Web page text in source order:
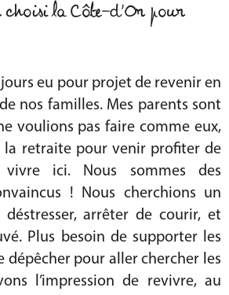
la Côte-d’Or pour
eu pour projet de revenir en
nos familles. Mes parents sont
voulions pas faire comme eux,
la retraite pour venir profiter de
ici. Nous sommes des
! Nous cherchions un
arrêter de courir, et
Plus besoin de supporter les
dépêcher pour aller chercher les
l’impression de revivre, au